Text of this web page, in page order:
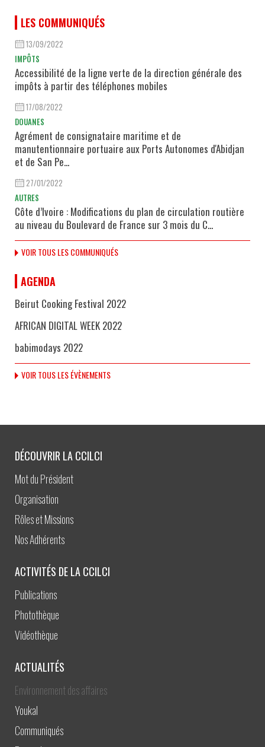
LES COMMUNIQUÉS
13/09/2022
IMPÔTS
Accessibilité de la ligne verte de la direction générale des
impôts à partir des téléphones mobiles
17/08/2022
DOUANES
Agrément de consignataire maritime et de
manutentionnaire portuaire aux Ports Autonomes d'Abidjan
et de San Pe...
27/01/2022
AUTRES
Côte d’Ivoire : Modifications du plan de circulation routière
au niveau du Boulevard de France sur 3 mois du C...
VOIR TOUS LES COMMUNIQUÉS
AGENDA
Beirut Cooking Festival 2022
AFRICAN DIGITAL WEEK 2022
babimodays 2022
VOIR TOUS LES ÉVÈNEMENTS
DÉCOUVRIR LA CCILCI
Mot du Président
Organisation
Rôles et Missions
Nos Adhérents
ACTIVITÉS DE LA CCILCI
Publications
Photothèque
Vidéothèque
ACTUALITÉS
Environnement des affaires
Youkal
Communiqués